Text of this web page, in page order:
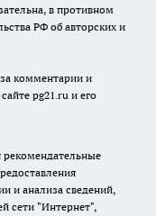
в противном
РФ об авторских и
за комментарии и
pg21.ru и его
и анализа сведений,
сети "Интернет",